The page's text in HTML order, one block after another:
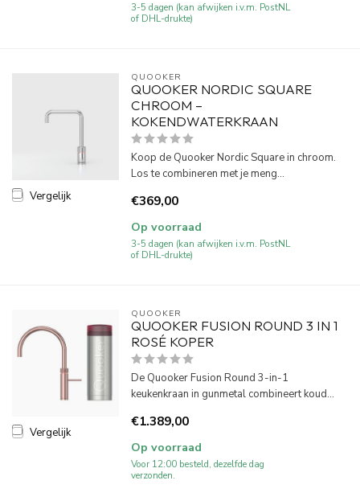
3-5 dagen (kan afwijken i.v.m. PostNL
of DHL-drukte)
Vergelijk
QUOOKER
QUOOKER NORDIC SQUARE
CHROOM –
KOKENDWATERKRAAN
Koop de Quooker Nordic Square in chroom.
Los te combineren met je meng...
€369,00
Op voorraad
3-5 dagen (kan afwijken i.v.m. PostNL
of DHL-drukte)
Vergelijk
QUOOKER
QUOOKER FUSION ROUND 3 IN 1
ROSÉ KOPER
De Quooker Fusion Round 3-in-1
keukenkraan in gunmetal combineert koud...
€1.389,00
Op voorraad
Voor 12:00 besteld, dezelfde dag
verzonden.